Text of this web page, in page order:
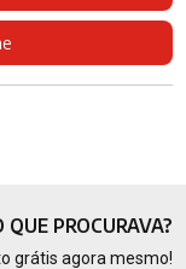
QUE PROCURAVA?
grátis agora mesmo!